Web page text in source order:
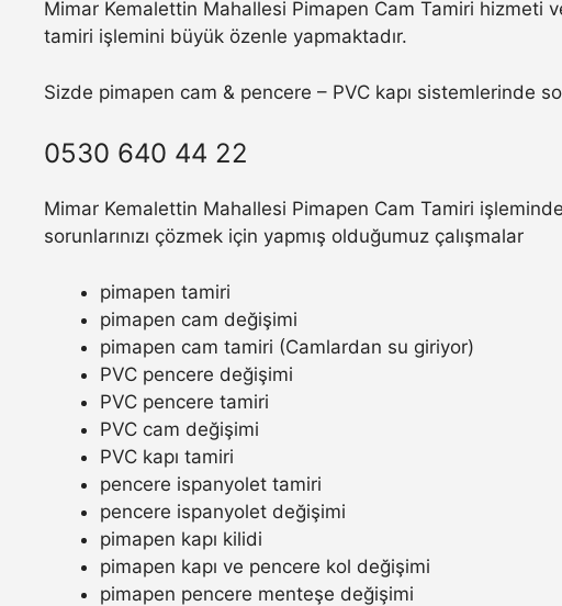
Mimar Kemalettin Mahallesi Pimapen Cam Tamiri hizmeti
tamiri işlemini büyük özenle yapmaktadır.
Sizde pimapen cam & pencere – PVC kapı sistemlerinde
0530 640 44 22
Mimar Kemalettin Mahallesi Pimapen Cam Tamiri
sorunlarınızı çözmek için yapmış olduğumuz çalışmalar
pimapen tamiri
pimapen cam değişimi
pimapen cam tamiri (Camlardan su giriyor)
PVC pencere değişimi
PVC pencere tamiri
PVC cam değişimi
PVC kapı tamiri
pencere ispanyolet tamiri
pencere ispanyolet değişimi
pimapen kapı kilidi
pimapen kapı ve pencere kol değişimi
pimapen pencere menteşe değişimi